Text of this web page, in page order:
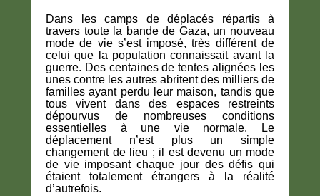
Dans les camps de déplacés répartis à
travers toute la bande de Gaza, un nouveau
mode de vie s’est imposé, très différent de
celui que la population connaissait avant la
guerre. Des centaines de tentes alignées les
unes contre les autres abritent des milliers de
familles ayant perdu leur maison, tandis que
tous vivent dans des espaces restreints
dépourvus de nombreuses conditions
essentielles à une vie normale. Le
déplacement n’est plus un simple
changement de lieu ; il est devenu un mode
de vie imposant chaque jour des défis qui
étaient totalement étrangers à la réalité
d’autrefois.